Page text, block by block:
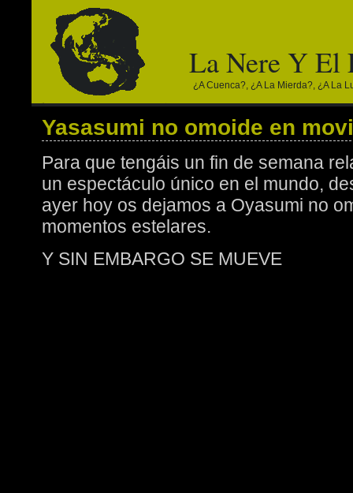
La Nere Y
¿a Cuenca?, ¿a La Mierda?, ¿a La
Yasasumi no omoide en
Para que tengáis un fin de semana
un espectáculo único en el mundo,
ayer hoy os dejamos a Oyasumi no
momentos estelares.
Y SIN EMBARGO SE MUEVE